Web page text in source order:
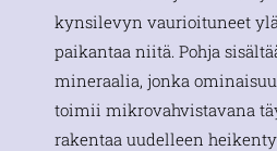
kynsilevyn vaurioituneet
paikantaa niitä. Pohja
mineraalia, jonka
toimii mikrovahvistavana
rakentaa uudelleen